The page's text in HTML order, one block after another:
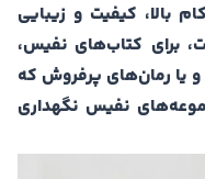
بالا، کیفیت و زیبایی
برای کتاب‌های نفیس،
یا رمان‌های پرفروش که
نفیس نگهداری